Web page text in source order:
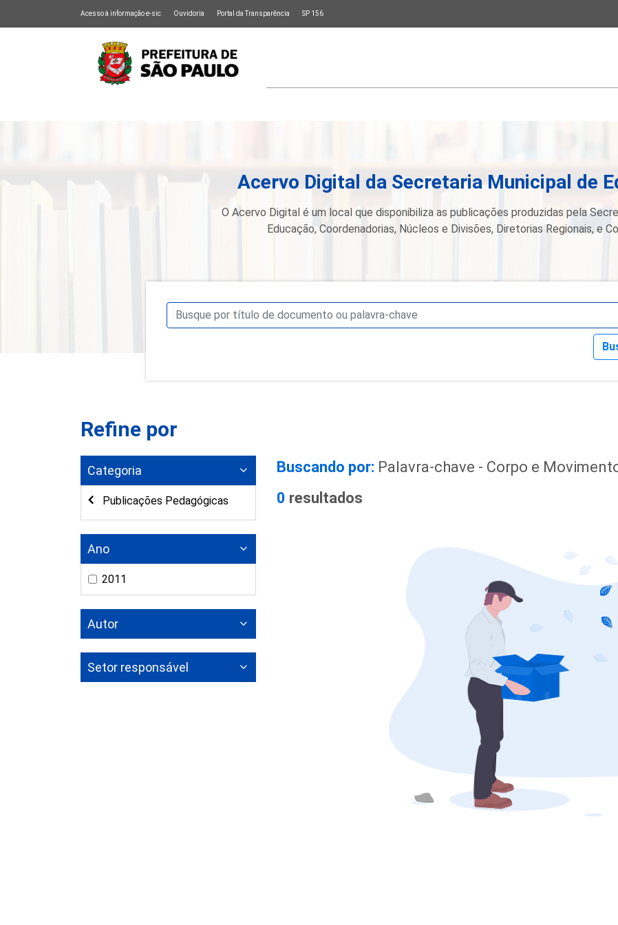
Acesso à informação e-sic Ouvidoria Portal da Transparência SP 156
Acervo Digital da Secretaria Municipal de
O Acervo Digital é um local que disponibiliza as publicações produzidas pela
Educação, Coordenadorias, Núcleos e Divisões, Diretorias Regionais, e
Refine por
Categoria
Publicações Pedagógicas
Ano
2011
Autor
Setor responsável
Buscando por: Palavra-chave - Corpo e
0 resultados